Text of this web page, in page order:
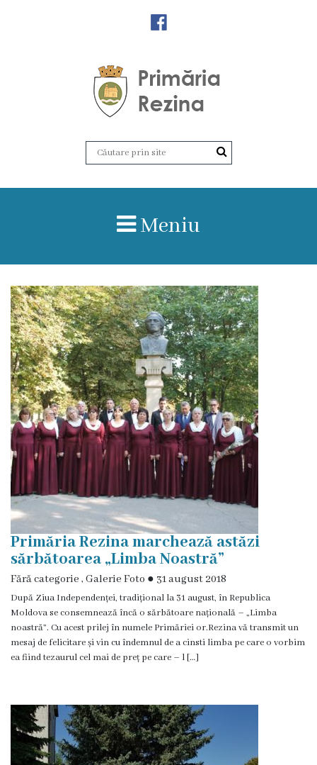
Amalgamare
în
Rezina
Primăria
Zile
de
audiență
Primarul
Aparatul
primăriei
Competențele
primarului
Dispozițiile
Plăți
salariale
Meniu
Primăria Rezina marchează astăzi
sărbătoarea „Limba Noastră”
Fără categorie , Galerie Foto ● 31 august 2018
După Ziua Independenței, tradițional la 31 august, în Republica
Moldova se consemnează încă o sărbătoare națională – „Limba
noastră”. Cu acest prilej în numele Primăriei or.Rezina vă transmit un
mesaj de felicitare și vin cu îndemnul de a cinsti limba pe care o vorbim
ea fiind tezaurul cel mai de preț pe care – l […]